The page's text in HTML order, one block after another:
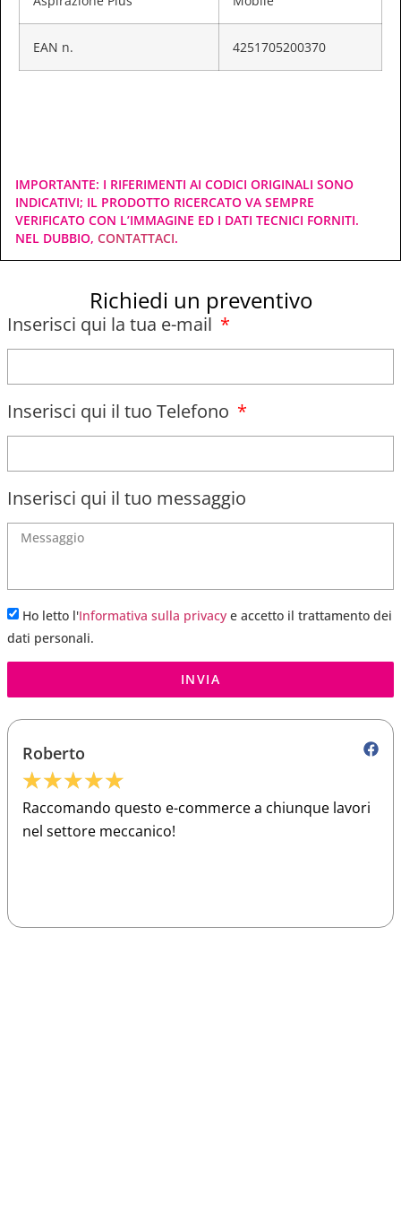
EAN n. 4251705200370
IMPORTANTE: I RIFERIMENTI AI CODICI ORIGINALI SONO
INDICATIVI; IL PRODOTTO RICERCATO VA SEMPRE
VERIFICATO CON L’IMMAGINE ED I DATI TECNICI FORNITI.
NEL DUBBIO, CONTATTACI.
Richiedi un preventivo
Inserisci qui la tua e-mail
Inserisci qui il tuo Telefono
Inserisci qui il tuo messaggio
Ho letto l'Informativa sulla privacy e accetto il trattamento dei
dati personali.
INVIA
Roberto
★★★★★
Raccomando questo e-commerce a chiunque lavori
nel settore meccanico!